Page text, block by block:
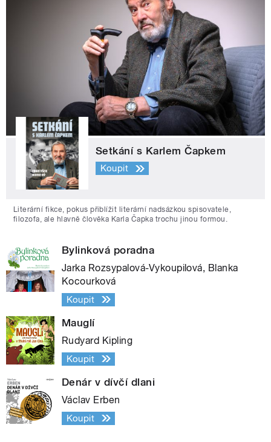
Setkání s Karlem Čapkem
Koupit
Literární fikce, pokus přiblížit literární nadsázkou spisovatele,
filozofa, ale hlavně člověka Karla Čapka trochu jinou formou.
Bylinková poradna
Jarka Rozsypalová-Vykoupilová, Blanka
Kocourková
Koupit
Mauglí
Rudyard Kipling
Koupit
Denár v dívčí dlani
Václav Erben
Koupit